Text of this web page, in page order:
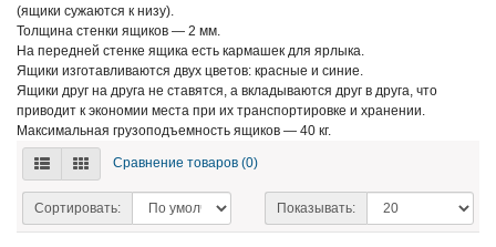
(ящики сужаются к низу).
Толщина стенки ящиков — 2 мм.
На передней стенке ящика есть кармашек для ярлыка.
Ящики изготавливаются двух цветов: красные и синие.
Ящики друг на друга не ставятся, а вкладываются друг в друга, что
приводит к экономии места при их транспортировке и хранении.
Максимальная грузоподъемность ящиков — 40 кг.
Сравнение товаров (0)
Сортировать: Показывать: